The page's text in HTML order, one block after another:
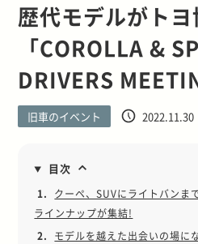
歴代モデルがト
「COROLLA &
DRIVERS
旧車のイベント 2022.11.30
目次
1.
クーペ、SUVにライトバンま
ラインナップが集結!
2.
モデルを越えた出会いの場に